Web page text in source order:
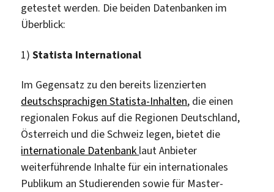
getestet werden. Die beiden Datenbanken im
Überblick:
1)Statista International
Im Gegensatz zu den bereits lizenzierten
deutschsprachigen Statista-Inhalten, die einen
regionalen Fokus auf die Regionen Deutschland,
Österreich und die Schweiz legen, bietet die
internationale Datenbank laut Anbieter
weiterführende Inhalte für ein internationales
Publikum an Studierenden sowie für Master-